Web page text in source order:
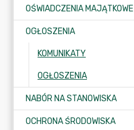
OŚWIADCZENIA MAJĄTKOWE
OGŁOSZENIA
KOMUNIKATY
OGŁOSZENIA
NABÓR NA STANOWISKA
OCHRONA ŚRODOWISKA